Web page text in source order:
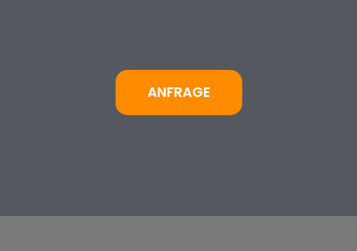
ANFRAGE